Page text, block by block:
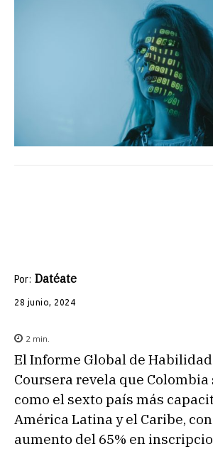
Por: Datéate
28 junio, 2024
2 min.
El Informe Global de
Coursera revela que Colombia
como el sexto país más
América Latina y el Caribe,
aumento del 65% en